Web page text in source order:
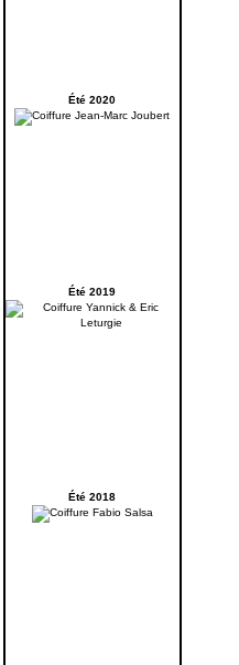
Été 2020
Été 2019
Été 2018